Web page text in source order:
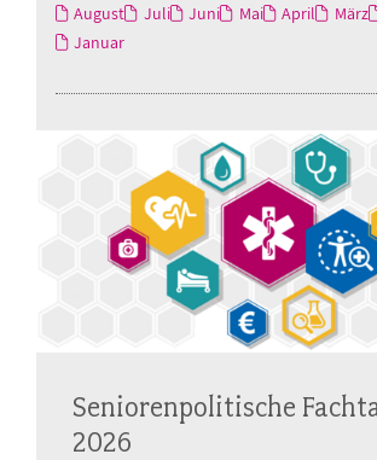
August
Juli Juni Mai April März
Januar
Seniorenpolitische
2026